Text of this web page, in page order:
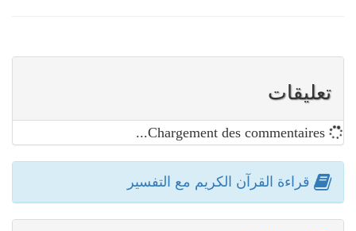
تعليقات
قراءة القرآن الكريم مع التفسير